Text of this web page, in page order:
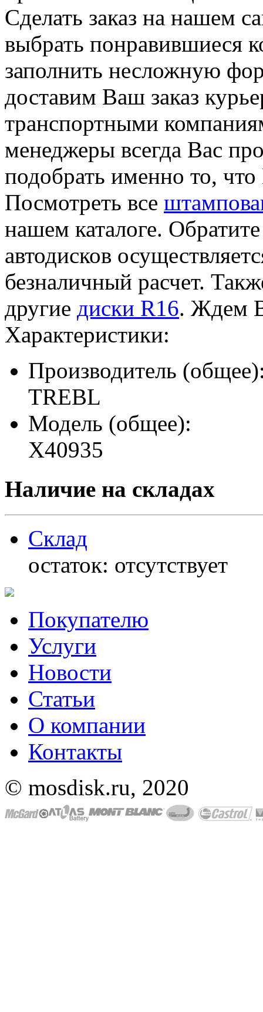
Сделать заказ на нашем
выбрать понравившиеся
заполнить несложную
доставим Ваш заказ
транспортными
менеджеры всегда Вас
подобрать именно то,
Посмотреть все
нашем каталоге.
автодисков
безналичный расчет.
другие диски R16. Ждем
Характеристики:
Производитель
TREBL
Модель (общее):
X40935
Наличие на складах
Склад
остаток: отсутствует
Покупателю
Услуги
Новости
Статьи
О компании
Контакты
© mosdisk.ru, 2020